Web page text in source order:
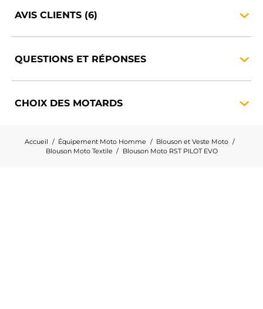
AVIS CLIENTS (6)
QUESTIONS ET RÉPONSES
CHOIX DES MOTARDS
Accueil Équipement Moto Homme
Blouson et Veste Moto
Blouson Moto Textile
Blouson Moto RST PILOT EVO